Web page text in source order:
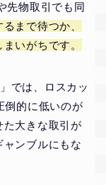
先物取引でも同
まで待つか、
いがちです。
」では、ロスカッ
倒的に低いのが
大きな取引が
ンブルにもな